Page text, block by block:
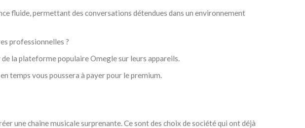
fluide, permettant des conversations détendues dans un environnement
professionnelles ?
la plateforme populaire Omegle sur leurs appareils.
temps vous poussera à payer pour le premium.
une chaîne musicale surprenante. Ce sont des choix de société qui ont déjà